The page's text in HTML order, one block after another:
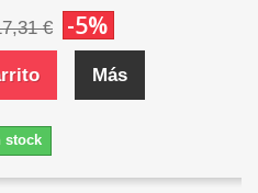
€ -5%
Más
stock